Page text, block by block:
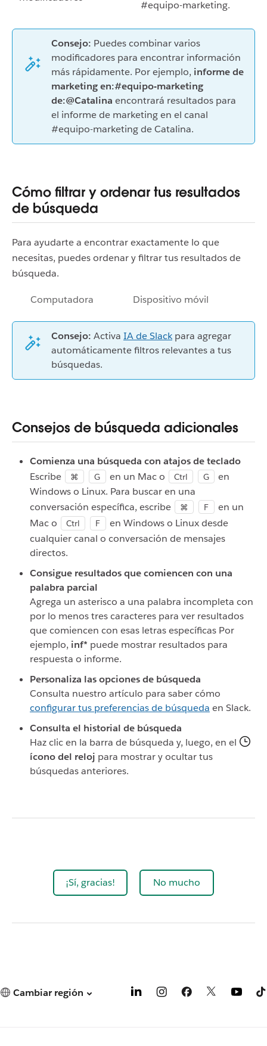
#equipo-marketing.
Consejo: Puedes combinar varios
modificadores para encontrar información
más rápidamente. Por ejemplo, informe de
marketing en:#equipo-marketing
de:@Catalina encontrará resultados para
el informe de marketing en el canal
#equipo-marketing de Catalina.
Cómo filtrar y ordenar tus resultados
de búsqueda
Para ayudarte a encontrar exactamente lo que
necesitas, puedes ordenar y filtrar tus resultados de
búsqueda.
Computadora Dispositivo móvil
Consejo: Activa IA de Slackpara agregar
automáticamente filtros relevantes a tus
búsquedas.
Consejos de búsqueda adicionales
Comienza una búsqueda con atajos de teclado
Escribe
⌘ G en un Mac o Ctrl G
en
Windows o Linux. Para buscar en una
conversación específica, escribe
⌘ F
en un
Mac o
Ctrl F
en Windows o Linux desde
cualquier canal o conversación de mensajes
directos.
Consigue resultados que comiencen con una
palabra parcial
Agrega un asterisco a una palabra incompleta con
por lo menos tres caracteres para ver resultados
que comiencen con esas letras específicas Por
ejemplo, inf* puede mostrar resultados para
respuesta o informe.
Personaliza las opciones de búsqueda
Consulta nuestro artículo para saber cómo
configurar tus preferencias de búsqueda en Slack.
Consulta el historial de búsqueda
Haz clic en la barra de búsqueda y, luego, en el
ícono del reloj para mostrar y ocultar tus
búsquedas anteriores.
¡Sí, gracias! No mucho
Cambiar región